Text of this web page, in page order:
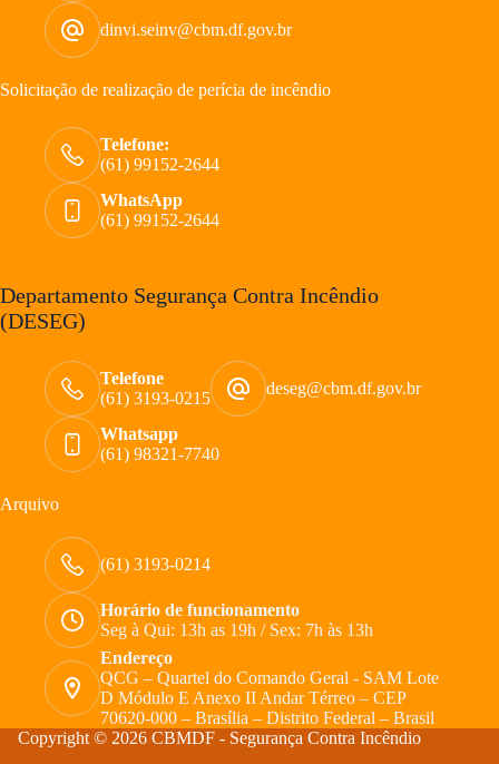
dinvi.seinv@cbm.df.gov.br
Solicitação de realização de perícia de incêndio
Telefone:
(61) 99152-2644
WhatsApp
(61) 99152-2644
Departamento Segurança Contra Incêndio
(DESEG)
Telefone
(61) 3193-0215
deseg@cbm.df.gov.br
Whatsapp
(61) 98321-7740
Arquivo
(61) 3193-0214
Horário de funcionamento
Seg à Qui: 13h as 19h / Sex: 7h às 13h
Endereço
QCG – Quartel do Comando Geral - SAM Lote
D Módulo E Anexo II Andar Térreo – CEP
70620-000 – Brasília – Distrito Federal – Brasil
Copyright © 2026 CBMDF - Segurança Contra Incêndio